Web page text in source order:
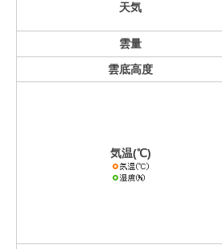
天気
雲量
雲底高度
気温(℃)